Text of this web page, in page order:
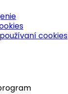
cookies